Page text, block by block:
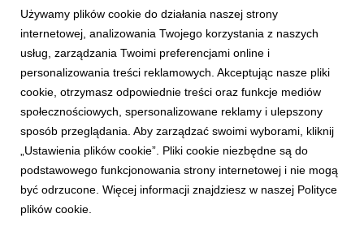
EKSPERCI
Rachunkowość: dr Edward Pielichaty
1 kwietnia 2026
Specjalizuje się w rachunkowości i sprawozdawczości
finansowej: KSR (Krajowe Standardy Rachunkowości) i MSSF
(Międzynarodowe Standardy Sprawozdawczości Finansowej),
Używamy plików cookie do działania naszej strony
internetowej, analizowania Twojego korzystania z naszych
usług, zarządzania Twoimi preferencjami online i
personalizowania treści reklamowych. Akceptując nasze pliki
cookie, otrzymasz odpowiednie treści oraz funkcje mediów
społecznościowych, spersonalizowane reklamy i ulepszony
sposób przeglądania. Aby zarządzać swoimi wyborami, kliknij
„Ustawienia plików cookie”. Pliki cookie niezbędne są do
podstawowego funkcjonowania strony internetowej i nie mogą
być odrzucone. Więcej informacji znajdziesz w naszej Polityce
plików cookie.